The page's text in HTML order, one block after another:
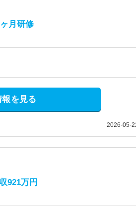
月研修
を見る
2026-05-
921万円